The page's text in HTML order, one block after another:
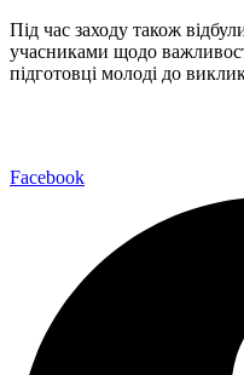
Під час заходу також
учасниками щодо
підготовці молоді до
Facebook